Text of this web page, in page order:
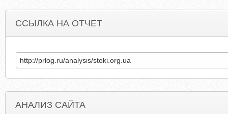
ССЫЛКА НА ОТЧЕТ
АНАЛИЗ САЙТА